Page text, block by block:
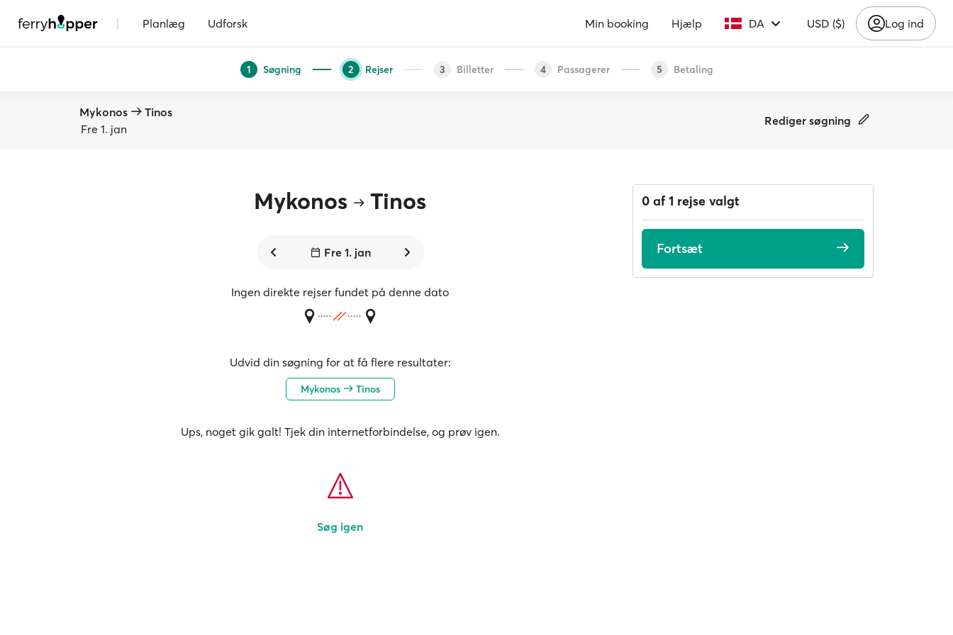
| Planlæg Udforsk Min booking Hjælp DA USD ($) Log ind
1 Søgning 2 Rejser 3 Billetter 4 Passagerer 5 Betaling
Mykonos
Tinos
Fre 1. jan
Rediger søgning
Mykonos Tinos
Fre 1. jan
Ingen direkte rejser fundet på denne dato
Udvid din søgning for at få flere resultater:
Mykonos Tinos
Ups, noget gik galt! Tjek din internetforbindelse, og prøv igen.
Søg igen
0 af 1 rejse valgt
Fortsæt